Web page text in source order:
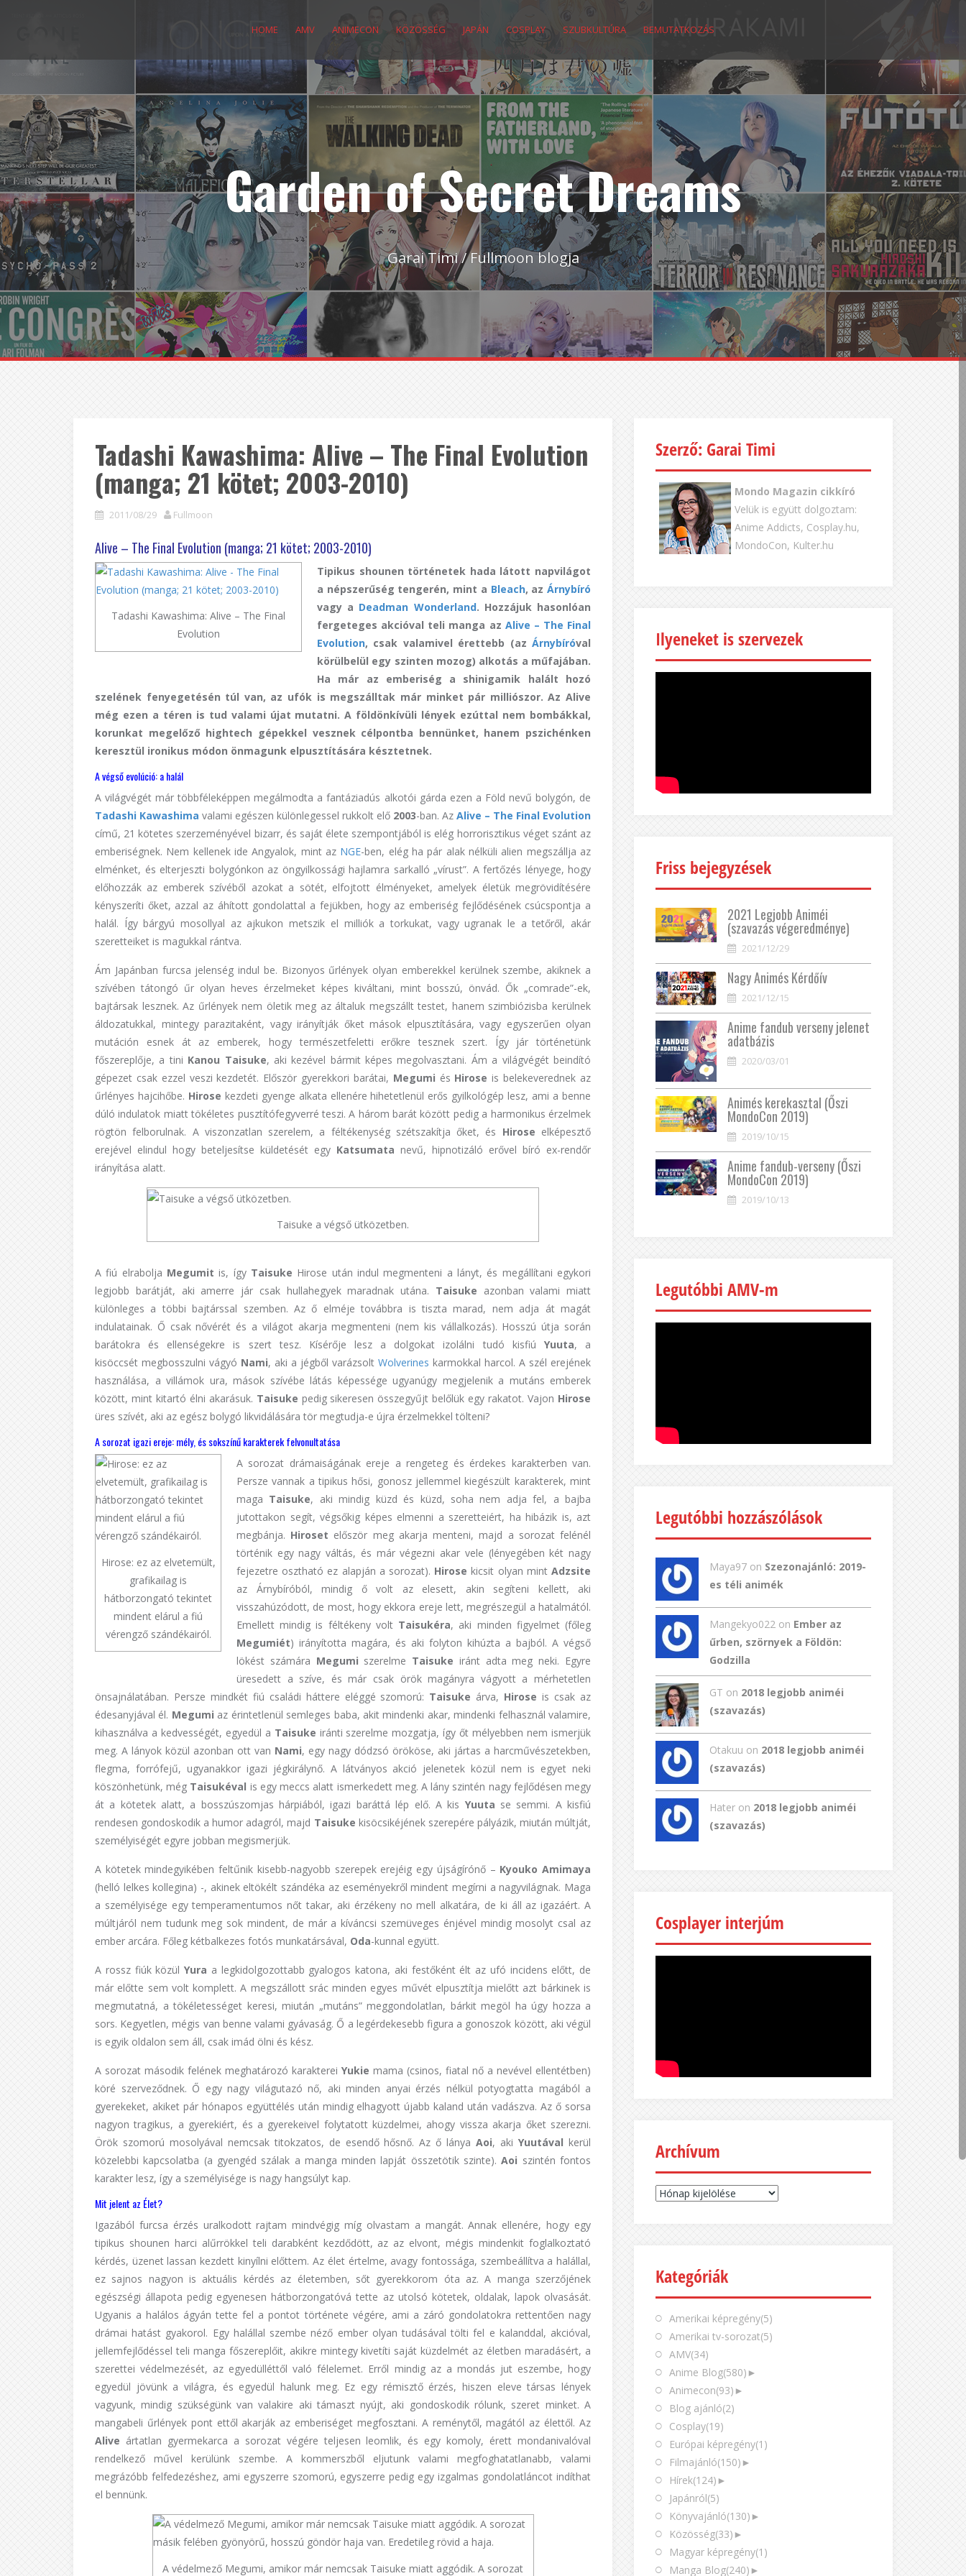
HOME AMV ANIMECON KÖZÖSSÉG JAPÁN COSPLAY SZUBKULTÚRA BEMUTATKOZÁS
Garden of Secret Dreams
Garai Timi / Fullmoon blogja
Tadashi Kawashima: Alive – The Final Evolution
(manga; 21 kötet; 2003-2010)
2011/08/29 Fullmoon
Alive – The Final Evolution (manga; 21 kötet; 2003-2010)
Tadashi Kawashima: Alive – The Final
Evolution
Tipikus shounen történetek hada látott napvilágot
a népszerűség tengerén, mint a Bleach, azÁrnybíró
vagy a Deadman Wonderland. Hozzájuk hasonlóan
fergeteges akcióval teli manga az Alive – The Final
Evolution, csak valamivel érettebb (az Árnybíróval
körülbelül egy szinten mozog) alkotás a műfajában.
Ha már az emberiség a shinigamik halált hozó
szelének fenyegetésén túl van, az ufók is megszálltak már minket pár milliószor. Az Alive
még ezen a téren is tud valami újat mutatni. A földönkívüli lények ezúttal nem bombákkal,
korunkat megelőző hightech gépekkel vesznek célpontba bennünket, hanem pszichénken
keresztül ironikus módon önmagunk elpusztítására késztetnek.
A végső evolúció: a halál
A világvégét már többféleképpen megálmodta a fantáziadús alkotói gárda ezen a Föld nevű bolygón, de
Tadashi Kawashima valami egészen különlegessel rukkolt elő 2003-ban. Az Alive – The Final Evolution
című, 21 kötetes szerzeményével bizarr, és saját élete szempontjából is elég horrorisztikus véget szánt az
emberiségnek. Nem kellenek ide Angyalok, mint az NGE-ben, elég ha pár alak nélküli alien megszállja az
elménket, és elterjeszti bolygónkon az öngyilkossági hajlamra sarkalló „vírust”. A fertőzés lényege, hogy
előhozzák az emberek szívéből azokat a sötét, elfojtott élményeket, amelyek életük megrövidítésére
kényszeríti őket, azzal az áhított gondolattal a fejükben, hogy az emberiség fejlődésének csúcspontja a
halál. Így bárgyú mosollyal az ajkukon metszik el milliók a torkukat, vagy ugranak le a tetőről, akár
szeretteiket is magukkal rántva.
Ám Japánban furcsa jelenség indul be. Bizonyos űrlények olyan emberekkel kerülnek szembe, akiknek a
szívében tátongó űr olyan heves érzelmeket képes kiváltani, mint bosszú, önvád. Ők „comrade”-ek,
bajtársak lesznek. Az űrlények nem öletik meg az általuk megszállt testet, hanem szimbiózisba kerülnek
áldozatukkal, mintegy parazitaként, vagy irányítják őket mások elpusztítására, vagy egyszerűen olyan
mutáción esnek át az emberek, hogy természetfeletti erőkre tesznek szert. Így jár történetünk
főszereplője, a tini Kanou Taisuke, aki kezével bármit képes megolvasztani. Ám a világvégét beindító
gépezet csak ezzel veszi kezdetét. Először gyerekkori barátai, Megumi és Hirose is belekeverednek az
űrlényes hajcihőbe. Hirose kezdeti gyenge alkata ellenére hihetetlenül erős gyilkológép lesz, ami a benne
dúló indulatok miatt tökéletes pusztítófegyverré teszi. A három barát között pedig a harmonikus érzelmek
rögtön felborulnak. A viszonzatlan szerelem, a féltékenység szétszakítja őket, és Hirose elképesztő
erejével elindul hogy beteljesítse küldetését egy Katsumata nevű, hipnotizáló erővel bíró ex-rendőr
irányítása alatt.
Taisuke a végső ütközetben.
A fiú elrabolja Megumit is, így Taisuke Hirose után indul megmenteni a lányt, és megállítani egykori
legjobb barátját, aki amerre jár csak hullahegyek maradnak utána. Taisuke azonban valami miatt
különleges a többi bajtárssal szemben. Az ő elméje továbbra is tiszta marad, nem adja át magát
indulatainak. Ő csak nővérét és a világot akarja megmenteni (nem kis vállalkozás). Hosszú útja során
barátokra és ellenségekre is szert tesz. Kísérője lesz a dolgokat izolálni tudó kisfiú Yuuta, a
kisöccsét megbosszulni vágyó Nami, aki a jégből varázsolt Wolverines karmokkal harcol. A szél erejének
használása, a villámok ura, mások szívébe látás képessége ugyanúgy megjelenik a mutáns emberek
között, mint kitartó élni akarásuk. Taisuke pedig sikeresen összegyűjt belőlük egy rakatot. Vajon Hirose
üres szívét, aki az egész bolygó likvidálására tör megtudja-e újra érzelmekkel tölteni?
A sorozat igazi ereje: mély, és sokszínű karakterek felvonultatása
Hirose: ez az elvetemült,
grafikailag is
hátborzongató tekintet
mindent elárul a fiú
vérengző szándékairól.
A sorozat drámaiságának ereje a rengeteg és érdekes karakterben van.
Persze vannak a tipikus hősi, gonosz jellemmel kiegészült karakterek, mint
maga Taisuke, aki mindig küzd és küzd, soha nem adja fel, a bajba
jutottakon segít, végsőkig képes elmenni a szeretteiért, ha hibázik is, azt
megbánja. Hiroset először meg akarja menteni, majd a sorozat felénél
történik egy nagy váltás, és már végezni akar vele (lényegében két nagy
fejezetre osztható ez alapján a sorozat). Hirose kicsit olyan mintAdzsite
az Árnybíróból, mindig ő volt az elesett, akin segíteni kellett, aki
visszahúzódott, de most, hogy ekkora ereje lett, megrészegül a hatalmától.
Emellett mindig is féltékeny volt Taisukéra, aki minden figyelmet (főleg
Megumiét) irányította magára, és aki folyton kihúzta a bajból. A végső
lökést számára Megumi szerelme Taisuke iránt adta meg neki. Egyre
üresedett a szíve, és már csak örök magányra vágyott a mérhetetlen
önsajnálatában. Persze mindkét fiú családi háttere eléggé szomorú: Taisuke árva, Hirose is csak az
édesanyjával él. Megumi az érintetlenül semleges baba, akit mindenki akar, mindenki felhasznál valamire,
kihasználva a kedvességét, egyedül a Taisuke iránti szerelme mozgatja, így őt mélyebben nem ismerjük
meg. A lányok közül azonban ott van Nami, egy nagy dódzsó örököse, aki jártas a harcművészetekben,
flegma, forrófejű, ugyanakkor igazi jégkirálynő. A látványos akció jelenetek közül nem is egyet neki
köszönhetünk, még Taisukéval is egy meccs alatt ismerkedett meg. A lány szintén nagy fejlődésen megy
át a kötetek alatt, a bosszúszomjas hárpiából, igazi baráttá lép elő. A kis Yuuta se semmi. A kisfiú
rendesen gondoskodik a humor adagról, majd Taisuke kisöcsikéjének szerepére pályázik, miután múltját,
személyiségét egyre jobban megismerjük.
A kötetek mindegyikében feltűnik kisebb-nagyobb szerepek erejéig egy újságírónő – Kyouko Amimaya
(helló lelkes kollegina) -, akinek eltökélt szándéka az eseményekről mindent megírni a nagyvilágnak. Maga
a személyisége egy temperamentumos nőt takar, aki érzékeny no mell alkatára, de ki áll az igazáért. A
múltjáról nem tudunk meg sok mindent, de már a kíváncsi szemüveges énjével mindig mosolyt csal az
ember arcára. Főleg kétbalkezes fotós munkatársával, Oda-kunnal együtt.
A rossz fiúk közül Yura a legkidolgozottabb gyalogos katona, aki festőként élt az ufó incidens előtt, de
már előtte sem volt komplett. A megszállott srác minden egyes művét elpusztítja mielőtt azt bárkinek is
megmutatná, a tökéletességet keresi, miután „mutáns” meggondolatlan, bárkit megöl ha úgy hozza a
sors. Kegyetlen, mégis van benne valami gyávaság. Ő a legérdekesebb figura a gonoszok között, aki végül
is egyik oldalon sem áll, csak imád ölni és kész.
A sorozat második felének meghatározó karakterei Yukie mama (csinos, fiatal nő a nevével ellentétben)
köré szerveződnek. Ő egy nagy világutazó nő, aki minden anyai érzés nélkül potyogtatta magából a
gyerekeket, akiket pár hónapos együttélés után mindig elhagyott újabb kaland után vadászva. Az ő sorsa
nagyon tragikus, a gyerekiért, és a gyerekeivel folytatott küzdelmei, ahogy vissza akarja őket szerezni.
Örök szomorú mosolyával nemcsak titokzatos, de esendő hősnő. Az ő lányaAoi, akiYuutával kerül
közelebbi kapcsolatba (a gyengéd szálak a manga minden lapját összetötik szinte).Aoi szintén fontos
karakter lesz, így a személyisége is nagy hangsúlyt kap.
Mit jelent az Élet?
Igazából furcsa érzés uralkodott rajtam mindvégig míg olvastam a mangát. Annak ellenére, hogy egy
tipikus shounen harci alűrrökkel teli darabként kezdődött, az az elvont, mégis mindenkit foglalkoztató
kérdés, üzenet lassan kezdett kinyílni előttem. Az élet értelme, avagy fontossága, szembeállítva a halállal,
ez sajnos nagyon is aktuális kérdés az életemben, sőt gyerekkorom óta az. A manga szerzőjének
egészségi állapota pedig egyenesen hátborzongatóvá tette az utolsó kötetek, oldalak, lapok olvasását.
Ugyanis a halálos ágyán tette fel a pontot története végére, ami a záró gondolatokra rettentően nagy
drámai hatást gyakorol. Egy halállal szembe néző ember olyan tudásával tölti fel e kalanddal, akcióval,
jellemfejlődéssel teli manga főszereplőit, akikre mintegy kivetíti saját küzdelmét az életben maradásért, a
szerettei védelmezését, az egyedülléttől való félelemet. Erről mindig az a mondás jut eszembe, hogy
egyedül jövünk a világra, és egyedül halunk meg. Ez egy rémisztő érzés, hiszen eleve társas lények
vagyunk, mindig szükségünk van valakire aki támaszt nyújt, aki gondoskodik rólunk, szeret minket. A
mangabeli űrlények pont ettől akarják az emberiséget megfosztani. A reménytől, magától az élettől. Az
Alive ártatlan gyermekarca a sorozat végére teljesen leomlik, és egy komoly, érett mondanivalóval
rendelkező művel kerülünk szembe. A kommerszből eljutunk valami megfoghatatlanabb, valami
megrázóbb felfedezéshez, ami egyszerre szomorú, egyszerre pedig egy izgalmas gondolatláncot indíthat
el bennünk.
A védelmező Megumi, amikor már nemcsak Taisuke miatt aggódik. A sorozat
Szerző: Garai Timi
Mondo Magazin cikkíró
Velük is együtt dolgoztam:
Anime Addicts, Cosplay.hu,
MondoCon, Kulter.hu
Ilyeneket is szervezek
Friss bejegyzések
2021 Legjobb Animéi
(szavazás végeredménye)
2021/12/29
Nagy Animés Kérdőív
2021/12/15
Anime fandub verseny jelenet
adatbázis
2020/03/01
Animés kerekasztal (Őszi
MondoCon 2019)
2019/10/15
Anime fandub-verseny (Őszi
MondoCon 2019)
2019/10/13
Legutóbbi AMV-m
Legutóbbi hozzászólások
Maya97 on Szezonajánló: 2019-
es téli animék
Mangekyo022 on Ember az
űrben, szörnyek a Földön:
Godzilla
GT on 2018 legjobb animéi
(szavazás)
Otakuu on 2018 legjobb animéi
(szavazás)
Hater on 2018 legjobb animéi
(szavazás)
Cosplayer interjúm
Archívum
Archívum
Kategóriák
Amerikai képregény(5)
Amerikai tv-sorozat(5)
AMV(34)
Anime Blog(580) ►
Animecon(93) ►
Blog ajánló(2)
Cosplay(19)
Európai képregény(1)
Filmajánló(150) ►
Hírek(124) ►
Japánról(5)
Könyvajánló(130) ►
Közösség(33) ►
Magyar képregény(1)
Manga Blog(240) ►